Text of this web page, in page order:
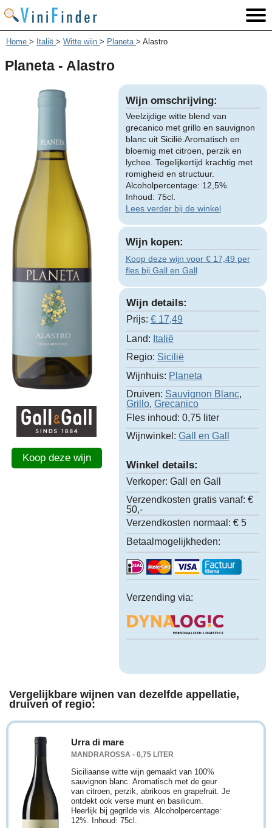
Home > Italië > Witte wijn > Planeta > Alastro
Planeta - Alastro
Koop deze wijn
Wijn omschrijving:
Veelzijdige witte blend van
grecanico met grillo en sauvignon
blanc uit Sicilië.Aromatisch en
bloemig met citroen, perzik en
lychee. Tegelijkertijd krachtig met
romigheid en structuur.
Alcoholpercentage: 12,5%.
Inhoud: 75cl.
Lees verder bij de winkel
Wijn kopen:
Koop deze wijn voor € 17,49 per
fles bij Gall en Gall
Wijn details:
Prijs: € 17,49
Land: Italië
Regio: Sicilië
Wijnhuis: Planeta
Druiven: Sauvignon Blanc,
Grillo, Grecanico
Fles inhoud: 0,75 liter
Wijnwinkel: Gall en Gall
Winkel details:
Verkoper: Gall en Gall
Verzendkosten gratis vanaf: €
50,-
Verzendkosten normaal: € 5
Betaalmogelijkheden:
Verzending via:
Vergelijkbare wijnen van dezelfde appellatie,
druiven of regio:
Urra di mare
MANDRAROSSA - 0,75 LITER
Siciliaanse witte wijn gemaakt van 100%
sauvignon blanc. Aromatisch met de geur
van citroen, perzik, abrikoos en grapefruit. Je
ontdekt ook verse munt en basilicum.
Heerlijk bij gegrilde vis. Alcoholpercentage:
12%. Inhoud: 75cl.